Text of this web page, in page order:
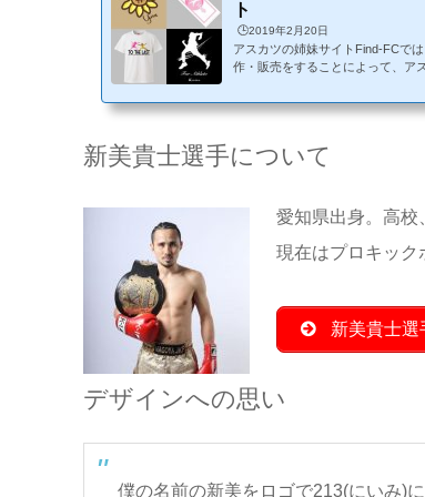
ト
🕒️2019年2月20日
アスカツの姉妹サイトFind-FCで
作・販売をすることによって、ア
していただいております。Get
でもご参加いただけます。対サポ
新美貴士選手について
愛知県出身。高校
現在はプロキック
新美貴士選
デザインへの思い
僕の名前の新美をロゴで213(にいみ)